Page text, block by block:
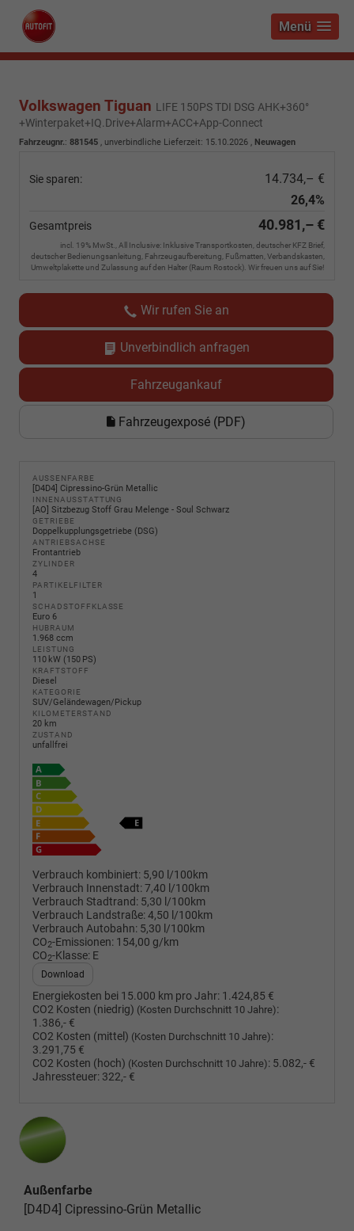
Menü
Volkswagen Tiguan LIFE 150PS TDI DSG AHK+360°
+Winterpaket+IQ.Drive+Alarm+ACC+App-Connect
Fahrzeugnr.: 881545 , unverbindliche Lieferzeit: 15.10.2026 , Neuwagen
Sie sparen:
14.734,– €
26,4%
Gesamtpreis 40.981,– €
incl. 19% MwSt., All Inclusive: Inklusive Transportkosten, deutscher KFZ Brief,
deutscher Bedienungsanleitung, Fahrzeugaufbereitung, Fußmatten, Verbandskasten,
Umweltplakette und Zulassung auf den Halter (Raum Rostock). Wir freuen uns auf Sie!
Wir rufen Sie an
Unverbindlich anfragen
Fahrzeugankauf
Fahrzeugexposé (PDF)
AUSSENFARBE
[D4D4] Cipressino-Grün Metallic
INNENAUSSTATTUNG
[AO] Sitzbezug Stoff Grau Melenge - Soul Schwarz
GETRIEBE
Doppelkupplungsgetriebe (DSG)
ANTRIEBSACHSE
Frontantrieb
ZYLINDER
4
PARTIKELFILTER
1
SCHADSTOFFKLASSE
Euro 6
HUBRAUM
1.968 ccm
LEISTUNG
110 kW (150 PS)
KRAFTSTOFF
Diesel
KATEGORIE
SUV/Geländewagen/Pickup
KILOMETERSTAND
20 km
ZUSTAND
unfallfrei
Verbrauch kombiniert: 5,90 l/100km
Verbrauch Innenstadt:7,40 l/100km
Verbrauch Stadtrand: 5,30 l/100km
Verbrauch Landstraße:4,50 l/100km
Verbrauch Autobahn: 5,30 l/100km
CO2-Emissionen: 154,00 g/km
CO2-Klasse: E
Download
Energiekosten bei 15.000 km pro Jahr: 1.424,85 €
CO2 Kosten (niedrig) (Kosten Durchschnitt 10 Jahre):
1.386,- €
CO2 Kosten (mittel) (Kosten Durchschnitt 10 Jahre):
3.291,75 €
CO2 Kosten (hoch) (Kosten Durchschnitt 10 Jahre): 5.082,- €
Jahressteuer: 322,- €
Außenfarbe
[D4D4] Cipressino-Grün Metallic